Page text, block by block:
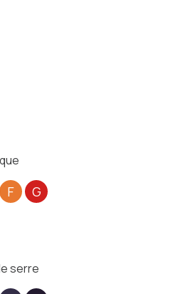
F G
serre